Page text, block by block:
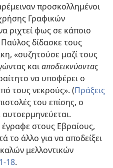
προσκολλημένοι
Γραφικών
ριχτεί φως σε κάποιο
δίδασκε τους
«συζητούσε μαζί τους
καιαποδεικνύοντας
να υποφέρει ο
τους νεκρούς». (Πράξεις
του επίσης, ο
στους Εβραίους,
το άλλο για να αποδείξει
μελλοντικών
18.